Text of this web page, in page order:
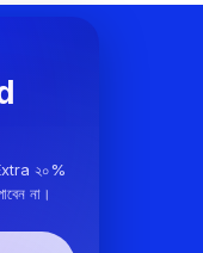
Extra ২০%
না।